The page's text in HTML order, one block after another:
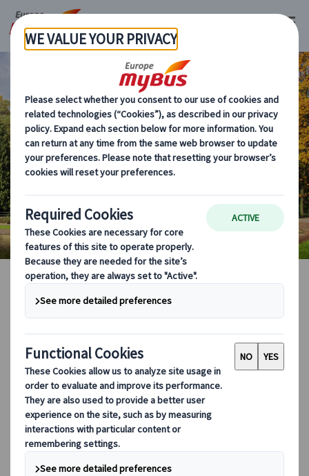
ワルシャワ
海外現地オプショナルツアー
マイバス・ヨーロッパ ポーランド (17) ワルシャワ (7)
カテゴリーから探す
世界遺産とショパンの故郷